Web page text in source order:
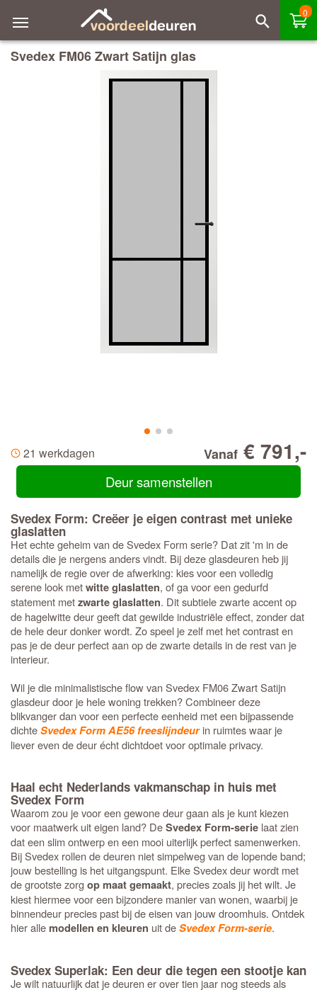
0
Svedex FM06 Zwart Satijn glas
21 werkdagen Vanaf € 791,-
Deur samenstellen
Svedex Form: Creëer je eigen contrast met unieke
glaslatten
Het echte geheim van de Svedex Form serie? Dat zit 'm in de
details die je nergens anders vindt. Bij deze glasdeuren heb jij
namelijk de regie over de afwerking: kies voor een volledig
serene look metwitte glaslatten, of ga voor een gedurfd
statement metzwarte glaslatten. Dit subtiele zwarte accent op
de hagelwitte deur geeft dat gewilde industriële effect, zonder dat
de hele deur donker wordt. Zo speel je zelf met het contrast en
pas je de deur perfect aan op de zwarte details in de rest van je
interieur.
Wil je die minimalistische flow van Svedex FM06 Zwart Satijn
glasdeur door je hele woning trekken? Combineer deze
blikvanger dan voor een perfecte eenheid met een bijpassende
dichteSvedex Form AE56 freeslijndeurin ruimtes waar je
liever even de deur écht dichtdoet voor optimale privacy.
Haal echt Nederlands vakmanschap in huis met
Svedex Form
Waarom zou je voor een gewone deur gaan als je kunt kiezen
voor maatwerk uit eigen land? DeSvedex Form-serie laat zien
dat een slim ontwerp en een mooi uiterlijk perfect samenwerken.
Bij Svedex rollen de deuren niet simpelweg van de lopende band;
jouw bestelling is het uitgangspunt. Elke Svedex deur wordt met
de grootste zorgop maat gemaakt, precies zoals jij het wilt. Je
kiest hiermee voor een bijzondere manier van wonen, waarbij je
binnendeur precies past bij de eisen van jouw droomhuis. Ontdek
hier alle modellen en kleuren uit deSvedex Form-serie.
Svedex Superlak: Een deur die tegen een stootje kan
Je wilt natuurlijk dat je deuren er over tien jaar nog steeds als